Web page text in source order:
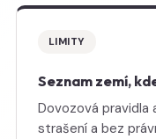
LIMITY
Seznam zemí,
Dovozová pravidla
strašení a bez